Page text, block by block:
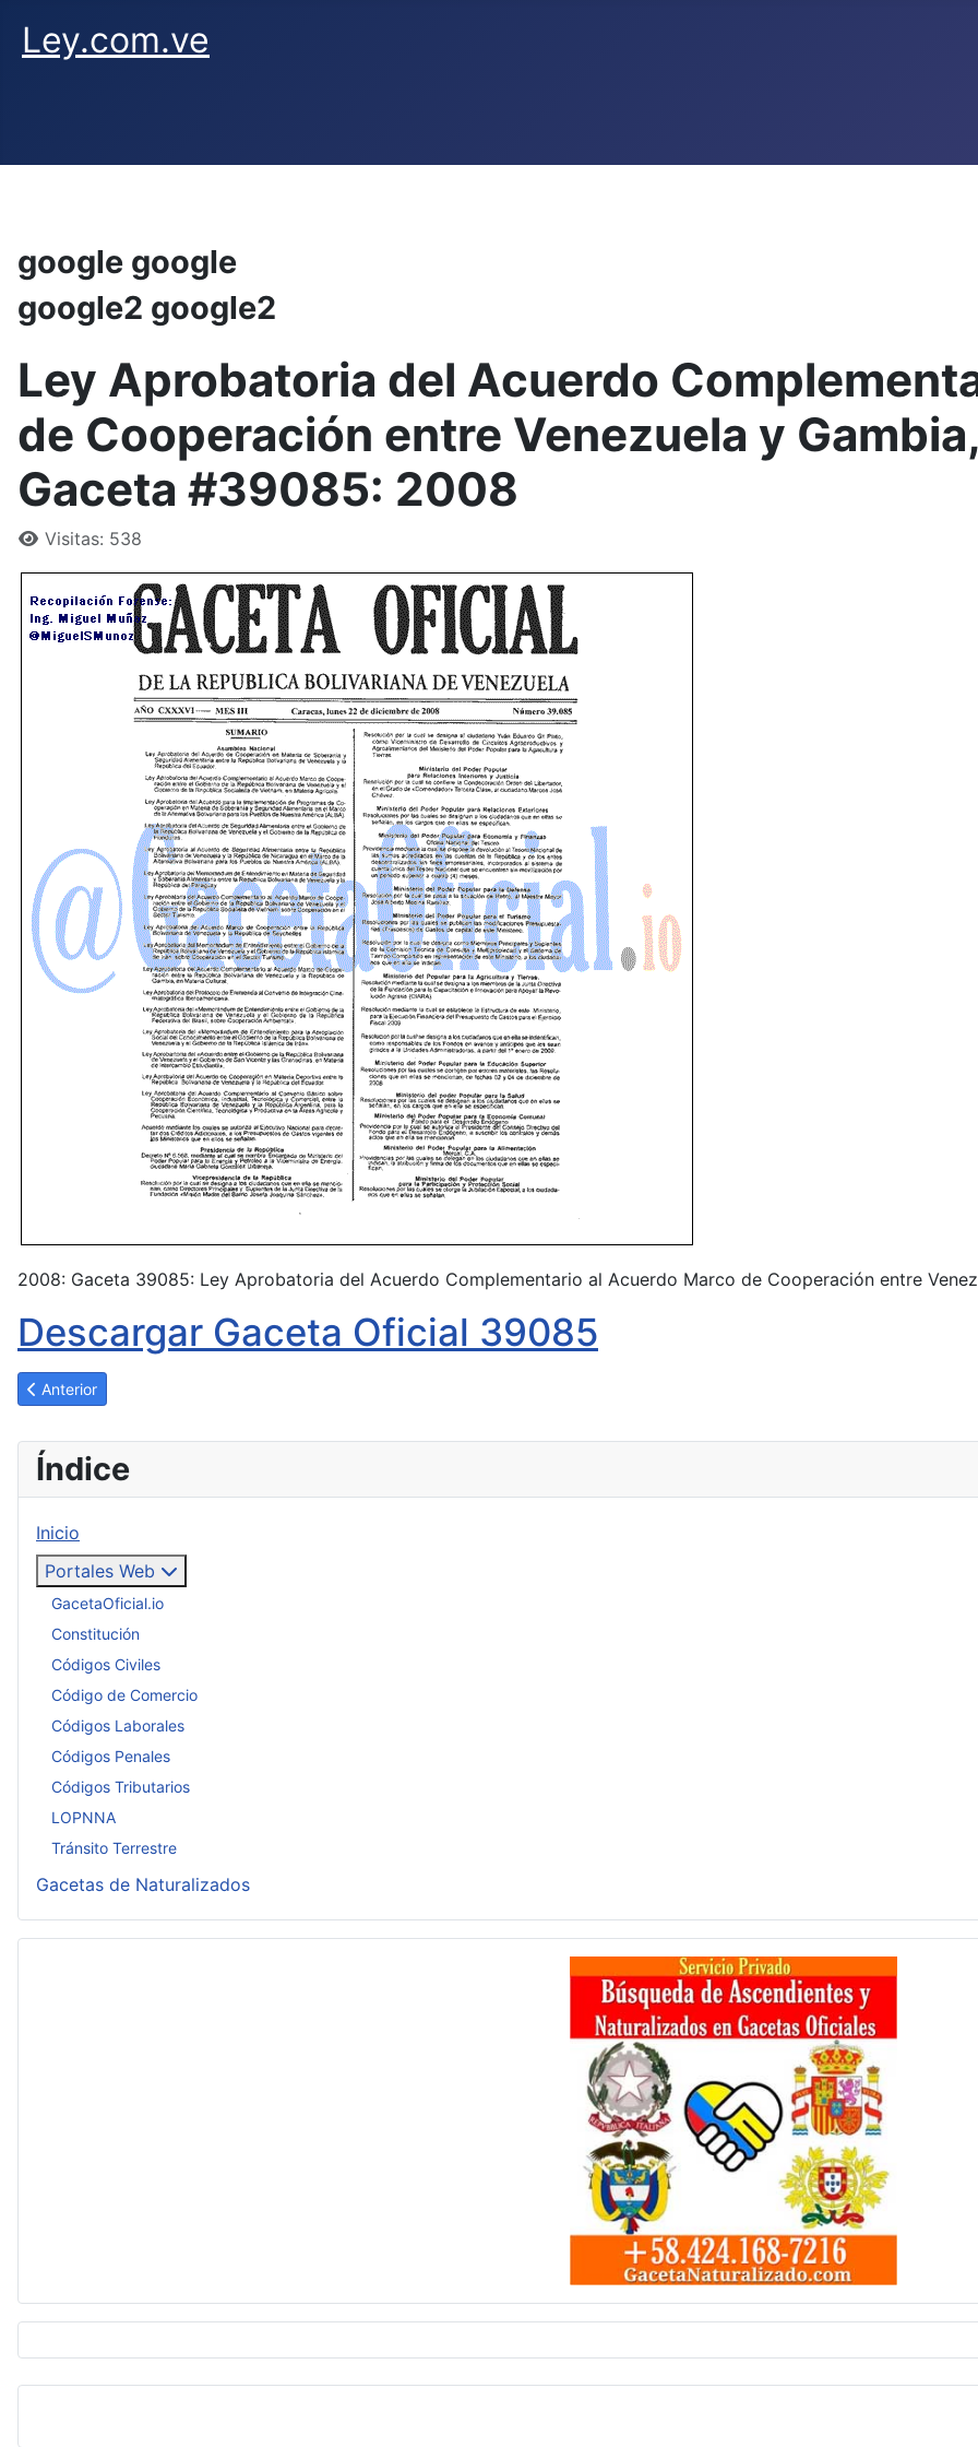
Ley.com.ve
google google
google2 google2
Ley Aprobatoria del Acuerdo
de Cooperación entre Venezuela y
Gaceta #39085: 2008
Visitas: 538
2008: Gaceta 39085: Ley Aprobatoria del Acuerdo Complementario al Acuerdo Marco de Cooperación entre
Descargar Gaceta Oficial 39085
Artículo anterior: Ley Aprobatoria del Acuerdo de Cooperación al Convenio Básico sobre Cooperación Económica, Industrial,
Anterior
Índice
Inicio
Portales Web
GacetaOficial.io
Constitución
Códigos Civiles
Código de Comercio
Códigos Laborales
Códigos Penales
Códigos Tributarios
LOPNNA
Tránsito Terrestre
Gacetas de Naturalizados